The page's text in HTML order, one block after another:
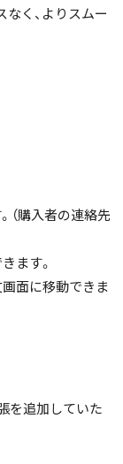
く、よりスムー
（購入者の連絡先
ます。
面に移動できま
を追加していた